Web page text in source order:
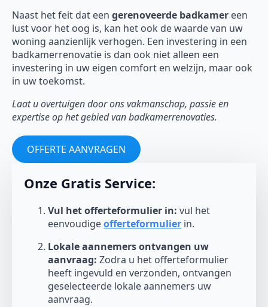
Naast het feit dat een gerenoveerde badkamer een
lust voor het oog is, kan het ook de waarde van uw
woning aanzienlijk verhogen. Een investering in een
badkamerrenovatie is dan ook niet alleen een
investering in uw eigen comfort en welzijn, maar ook
in uw toekomst.
Laat u overtuigen door ons vakmanschap, passie en
expertise op het gebied van badkamerrenovaties.
OFFERTE AANVRAGEN
Onze Gratis Service:
Vul het offerteformulier in: vul het
eenvoudigeofferteformulier in.
Lokale aannemers ontvangen uw
aanvraag: Zodra u het offerteformulier
heeft ingevuld en verzonden, ontvangen
geselecteerde lokale aannemers uw
aanvraag.